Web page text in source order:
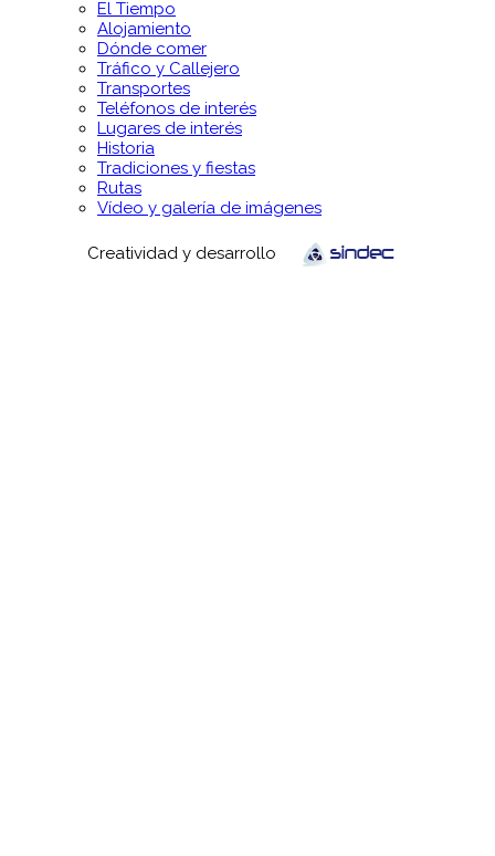
El Tiempo
Alojamiento
Dónde comer
Tráfico y Callejero
Transportes
Teléfonos de interés
Lugares de interés
Historia
Tradiciones y fiestas
Rutas
Vídeo y galería de imágenes
Creatividad y desarrollo